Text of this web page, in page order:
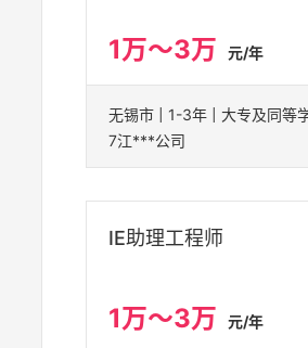
1万～3万 元/年
无锡市 | 1-3年 | 大专及同等
7江***公司
IE助理工程师
1万～3万 元/年